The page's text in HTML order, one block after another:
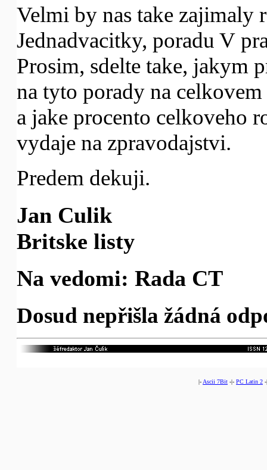
Velmi by nas take zajimaly
Jednadvacitky, poradu V
Prosim, sdelte take, jakym
na tyto porady na
a jake procento celkoveho
vydaje na zpravodajstvi.
Predem dekuji.
Jan Culik
Britske listy
Na vedomi: Rada CT
Dosud nepřišla žádná
|- Ascii 7Bit -|- PC Latin 2